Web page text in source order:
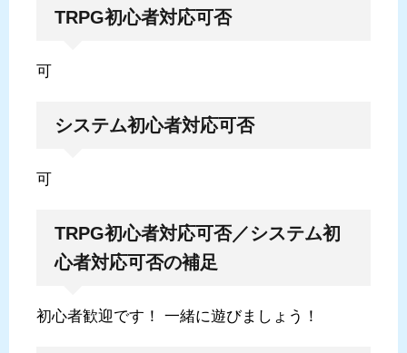
TRPG初心者対応可否
可
システム初心者対応可否
可
TRPG初心者対応可否／システム初
心者対応可否の補足
初心者歓迎です！ 一緒に遊びましょう！